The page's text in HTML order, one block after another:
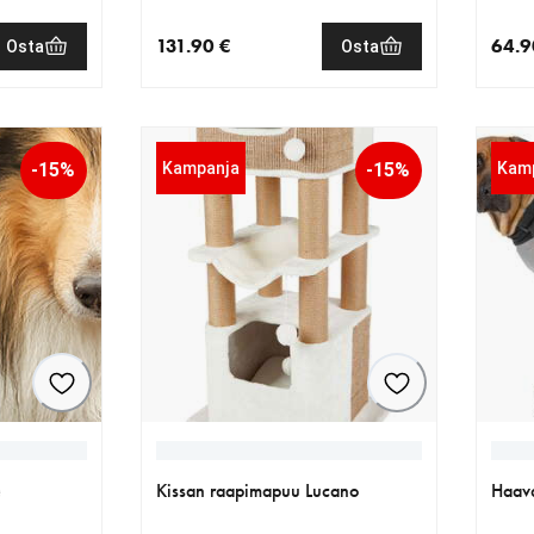
Osta 131.90 € Osta
-15% Kampanja -15%
Kissan raapimapuu Lucano